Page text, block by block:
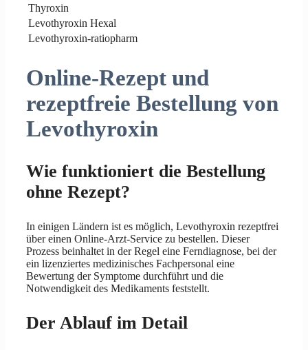
Thyroxin
Levothyroxin Hexal
Levothyroxin-ratiopharm
Online-Rezept und
rezeptfreie Bestellung von
Levothyroxin
Wie funktioniert die Bestellung
ohne Rezept?
In einigen Ländern ist es möglich, Levothyroxin rezeptfrei
über einen Online-Arzt-Service zu bestellen. Dieser
Prozess beinhaltet in der Regel eine Ferndiagnose, bei der
ein lizenziertes medizinisches Fachpersonal eine
Bewertung der Symptome durchführt und die
Notwendigkeit des Medikaments feststellt.
Der Ablauf im Detail